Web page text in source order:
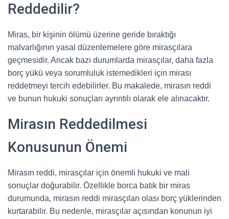
Reddedilir?
Miras, bir kişinin ölümü üzerine geride bıraktığı
malvarlığının yasal düzenlemelere göre mirasçılara
geçmesidir. Ancak bazı durumlarda mirasçılar, daha fazla
borç yükü veya sorumluluk istemedikleri için mirası
reddetmeyi tercih edebilirler. Bu makalede, mirasın reddi
ve bunun hukuki sonuçları ayrıntılı olarak ele alınacaktır.
Mirasın Reddedilmesi
Konusunun Önemi
Mirasın reddi, mirasçılar için önemli hukuki ve mali
sonuçlar doğurabilir. Özellikle borca batık bir miras
durumunda, mirasın reddi mirasçıları olası borç yüklerinden
kurtarabilir. Bu nedenle, mirasçılar açısından konunun iyi